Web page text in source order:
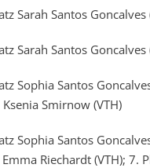
Sarah Santos
Sarah Santos
Sophia Santos
Smirnow (VTH)
Sophia Santos
Riechardt (VTH); 7.